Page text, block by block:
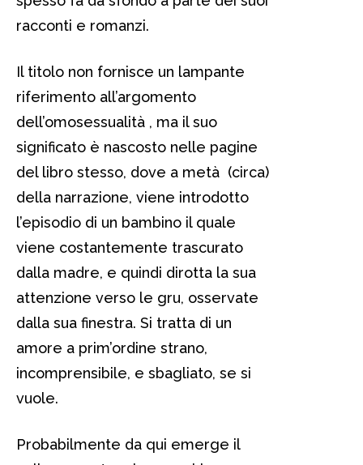
racconti e romanzi.
Il titolo non fornisce un lampante
riferimento all’argomento
dell’omosessualità , ma il suo
significato è nascosto nelle pagine
del libro stesso, dove a metà (circa)
della narrazione, viene introdotto
l’episodio di un bambino il quale
viene costantemente trascurato
dalla madre, e quindi dirotta la sua
attenzione verso le gru, osservate
dalla sua finestra. Si tratta di un
amore a prim’ordine strano,
incomprensibile, e sbagliato, se si
vuole.
Probabilmente da qui emerge il